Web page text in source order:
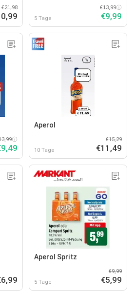
€21,98
5 Tage
€13,99
€9,99
Aperol
10 Tage
€15,29
€11,49
Aperol Spritz
5 Tage
€9,99
€5,99